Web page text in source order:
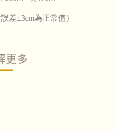
差±3cm為正常值）
更多